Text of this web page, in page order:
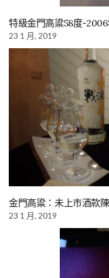
特級金門高粱58度-
23 1 月, 2019
金門高粱：未上市酒款
23 1 月, 2019